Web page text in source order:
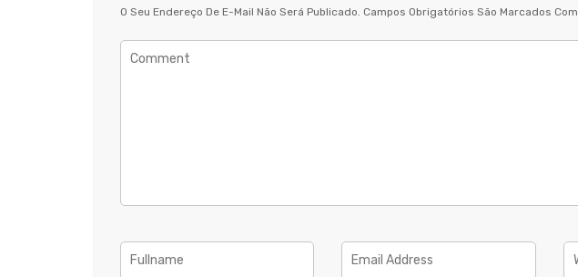
O Seu Endereço De E-Mail Não Será Publicado. Campos Obrigatórios São Marcados Com